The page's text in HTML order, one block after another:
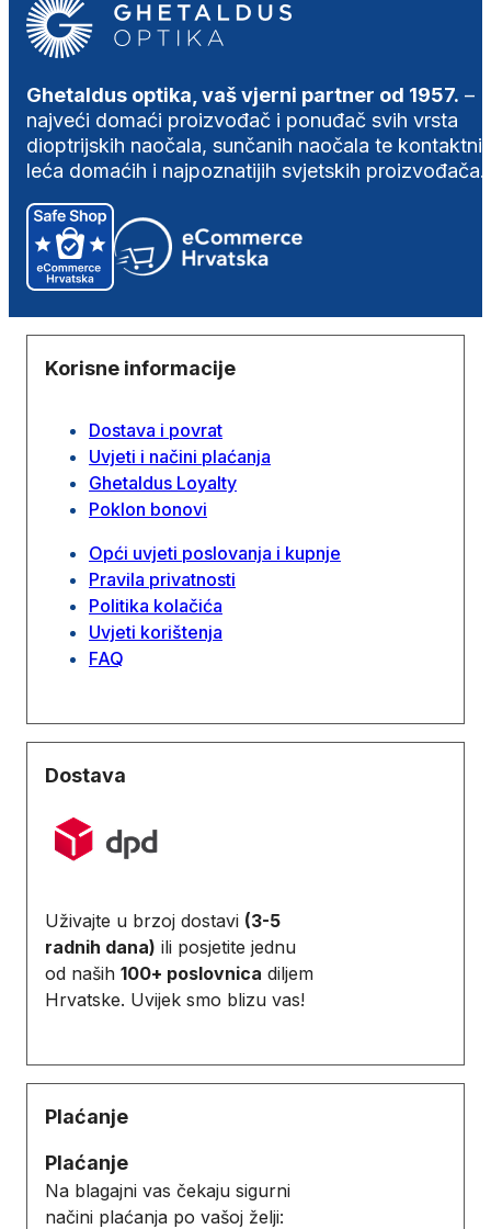
Ghetaldus optika, vaš vjerni partner od 1957. –
najveći domaći proizvođač i ponuđač svih vrsta
dioptrijskih naočala, sunčanih naočala te
leća domaćih i najpoznatijih svjetskih proizvođača.
Korisne informacije
Dostava i povrat
Uvjeti i načini plaćanja
Ghetaldus Loyalty
Poklon bonovi
Opći uvjeti poslovanja i kupnje
Pravila privatnosti
Politika kolačića
Uvjeti korištenja
FAQ
Dostava
Uživajte u brzoj dostavi (3-5
radnih dana) ili posjetite jednu
od naših 100+ poslovnica diljem
Hrvatske. Uvijek smo blizu vas!
Plaćanje
Plaćanje
Na blagajni vas čekaju sigurni
načini plaćanja po vašoj želji: